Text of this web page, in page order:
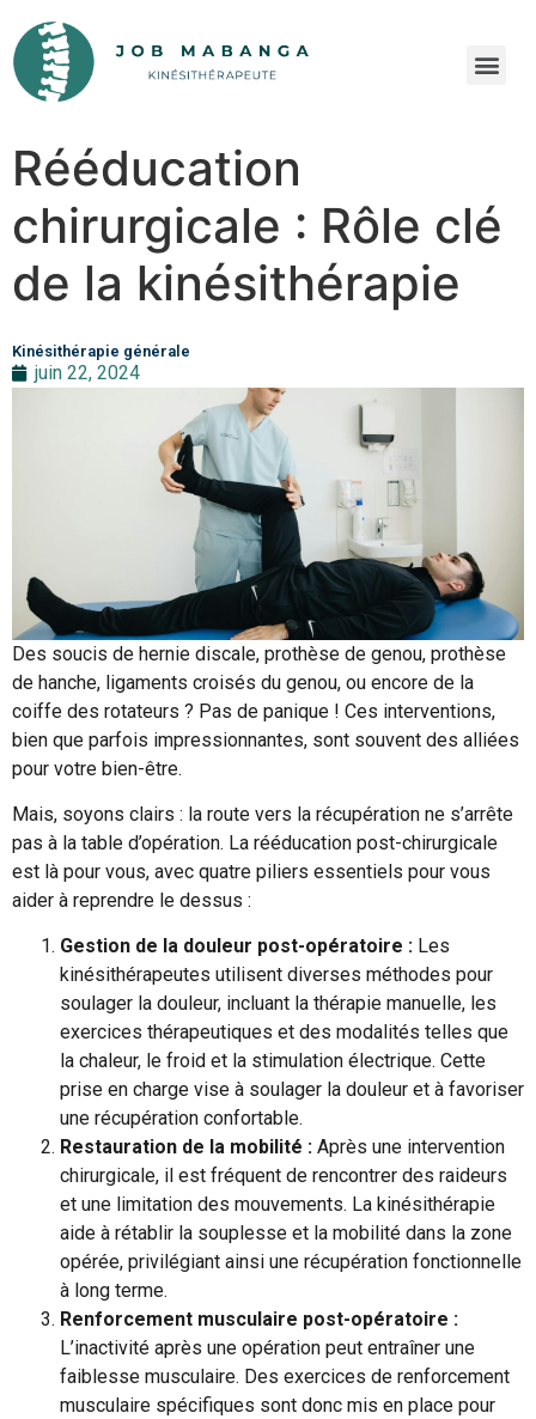
Rééducation
chirurgicale : Rôle clé
de la kinésithérapie
Kinésithérapie générale
juin 22, 2024
Des soucis de hernie discale, prothèse de genou, prothèse
de hanche, ligaments croisés du genou, ou encore de la
coiffe des rotateurs ? Pas de panique ! Ces interventions,
bien que parfois impressionnantes, sont souvent des alliées
pour votre bien-être.
Mais, soyons clairs : la route vers la récupération ne s’arrête
pas à la table d’opération. La rééducation post-chirurgicale
est là pour vous, avec quatre piliers essentiels pour vous
aider à reprendre le dessus :
Gestion de la douleur post-opératoire : Les
kinésithérapeutes utilisent diverses méthodes pour
soulager la douleur, incluant la thérapie manuelle, les
exercices thérapeutiques et des modalités telles que
la chaleur, le froid et la stimulation électrique. Cette
prise en charge vise à soulager la douleur et à favoriser
une récupération confortable.
Restauration de la mobilité : Après une intervention
chirurgicale, il est fréquent de rencontrer des raideurs
et une limitation des mouvements. La kinésithérapie
aide à rétablir la souplesse et la mobilité dans la zone
opérée, privilégiant ainsi une récupération fonctionnelle
à long terme.
Renforcement musculaire post-opératoire :
L’inactivité après une opération peut entraîner une
faiblesse musculaire. Des exercices de renforcement
musculaire spécifiques sont donc mis en place pour